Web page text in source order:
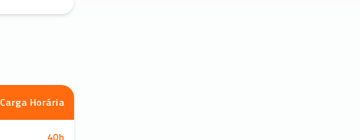
Carga Horária